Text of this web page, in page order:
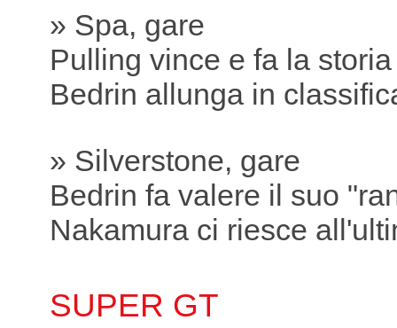
» Spa, gare
Pulling vince e fa la storia
Bedrin allunga in
» Silverstone, gare
Bedrin fa valere il suo
Nakamura ci riesce
SUPER GT